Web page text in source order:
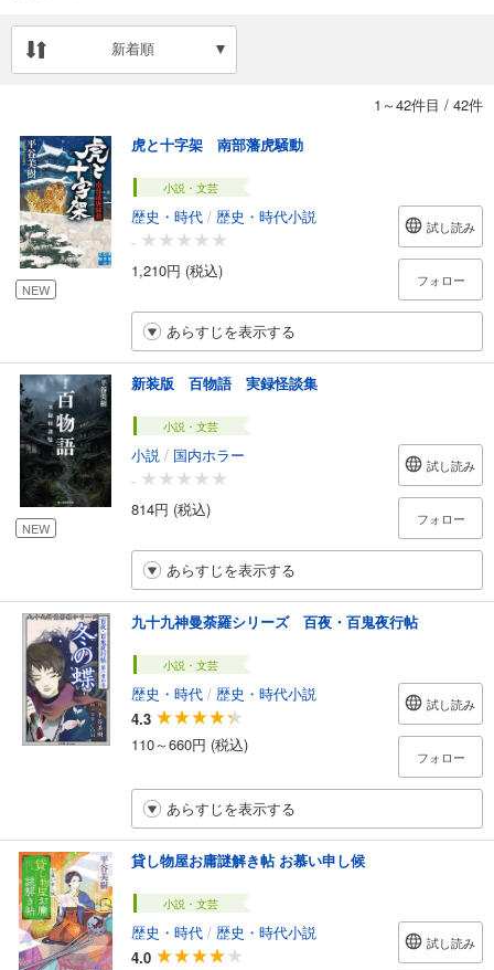
新着順
1～42件目 / 42件
NEW
虎と十字架 南部藩虎騒動
小説・文芸
歴史・時代 / 歴史・時代小説
-
1,210円 (税込)
試し読み
フォロー
あらすじを表示する
NEW
新装版 百物語 実録怪談集
小説・文芸
小説 / 国内ホラー
-
814円 (税込)
試し読み
フォロー
あらすじを表示する
九十九神曼荼羅シリーズ 百夜・百鬼夜行帖
小説・文芸
歴史・時代 / 歴史・時代小説
4.3
110～660円 (税込)
試し読み
フォロー
あらすじを表示する
貸し物屋お庸謎解き帖 お慕い申し候
小説・文芸
歴史・時代 / 歴史・時代小説
4.0
試し読み